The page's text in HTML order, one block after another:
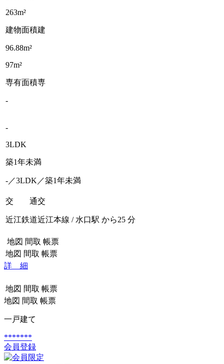
263m²
建物面積建
96.88m²
97m²
専有面積専
-
-
3LDK
築1年未満
-／3LDK／築1年未満
交 通交
近江鉄道近江本線 / 水口駅 から25 分
地図 間取 帳票
地図 間取 帳票
詳 細
地図 間取 帳票
地図 間取 帳票
一戸建て
*******
会員登録